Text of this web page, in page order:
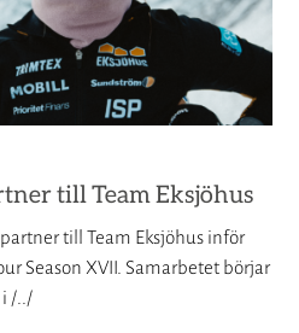
till Team Eksjöhus
till Team Eksjöhus inför
Season XVII. Samarbetet börjar
/../